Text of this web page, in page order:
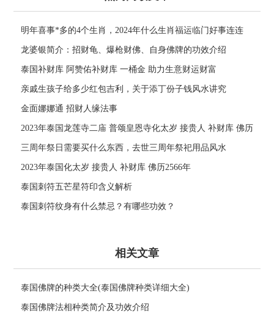
明年喜事*多的4个生肖，2024年什么生肖福运临门好事连连
龙婆银简介：招财龟、爆枪财佛、自身佛牌的功效介绍
泰国补财库 阿赞佑补财库 一桶金 助力生意财运财富
亲戚生孩子给多少红包吉利，关于添丁份子钱风水讲究
金面娜娜通 招财人缘法事
2023年泰国龙莲寺二庙 普颂皇恩寺化太岁 接贵人 补财库 佛历
2566年
三周年祭日需要买什么东西，去世三周年祭祀用品风水
2023年泰国化太岁 接贵人 补财库 佛历2566年
泰国刺符五芒星符印含义解析
泰国刺符纹身有什么禁忌？有哪些功效？
相关文章
泰国佛牌的种类大全(泰国佛牌种类详细大全)
泰国佛牌法相种类简介及功效介绍